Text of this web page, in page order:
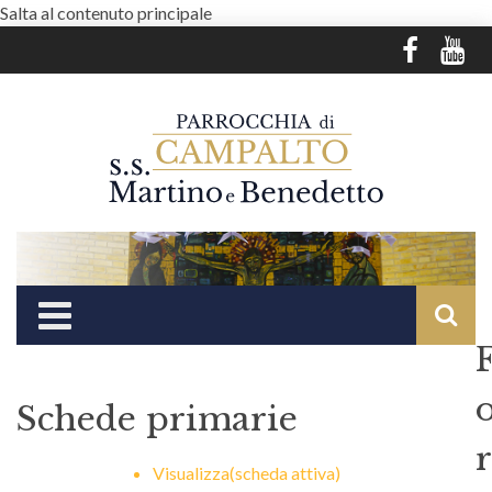
Salta al contenuto principale
r
Schede primarie
Visualizza(scheda attiva)